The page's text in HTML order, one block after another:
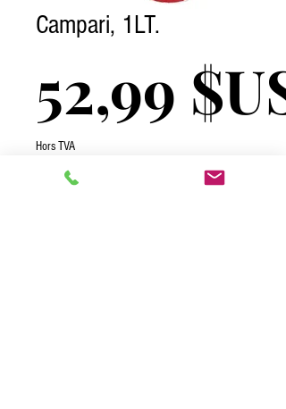
Campari, 1LT.
52,99 $US
Hors TVA
Quantité *